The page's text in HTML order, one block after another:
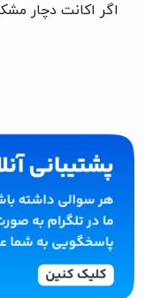
اگر اکانت دچار